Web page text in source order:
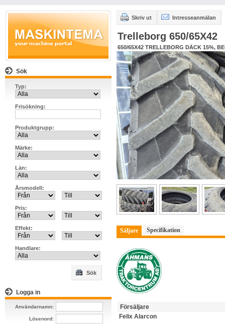
Sök
Typ:
Frisökning:
Produktgrupp:
Märke:
Län:
Årsmodell:
Pris:
Effekt:
Handlare:
Sök
Logga in
Användarnamn:
Lösenord:
Skriv ut Intresseanmälan
Trelleborg 650/65X42
650/65X42 TRELLEBORG DÄCK 15%,
Säljare Specifikation
Försäljare
Felix Alarcon